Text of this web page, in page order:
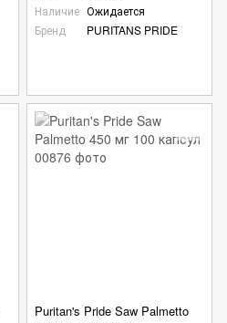
Наличие Ожидается
Бренд
PURITANS PRIDE
Puritan's Pride Saw Palmetto